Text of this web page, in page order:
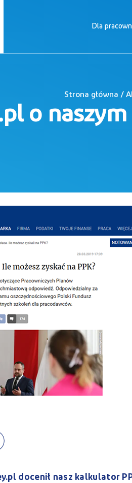
Dla
Strona główna /
o
docenił nasz kalkulator